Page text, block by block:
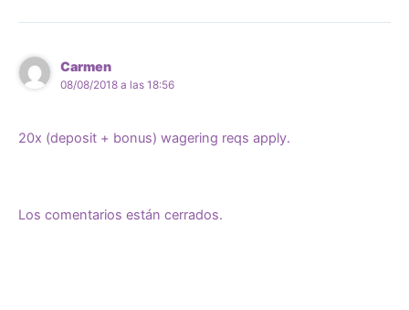
Carmen
08/08/2018 a las 18:56
20x (deposit + bonus) wagering reqs apply.
Los comentarios están cerrados.